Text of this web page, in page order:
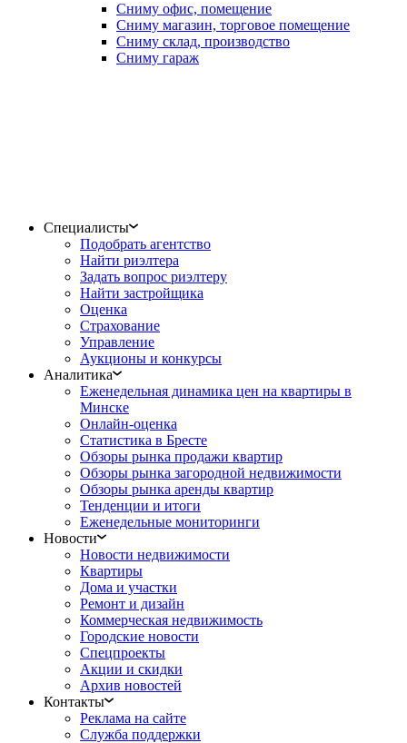
Сниму офис, помещение
Сниму магазин, торговое помещение
Сниму склад, производство
Сниму гараж
Специалисты
Подобрать агентство
Найти риэлтера
Задать вопрос риэлтеру
Найти застройщика
Оценка
Страхование
Управление
Аукционы и конкурсы
Аналитика
Еженедельная динамика цен на квартиры в
Минске
Онлайн-оценка
Статистика в Бресте
Обзоры рынка продажи квартир
Обзоры рынка загородной недвижимости
Обзоры рынка аренды квартир
Тенденции и итоги
Еженедельные мониторинги
Новости
Новости недвижимости
Квартиры
Дома и участки
Ремонт и дизайн
Коммерческая недвижимость
Городские новости
Спецпроекты
Акции и скидки
Архив новостей
Контакты
Реклама на сайте
Служба поддержки